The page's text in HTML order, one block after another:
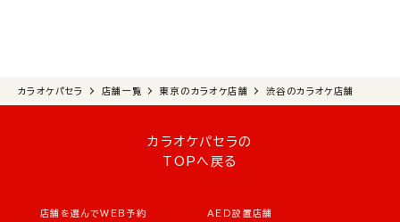
カラオケパセラ 店舗一覧 東京のカラオケ店舗 渋谷のカラオケ店舗
カラオケパセラの
TOPへ戻る
店舗を選んでWEB予約 AED設置店舗